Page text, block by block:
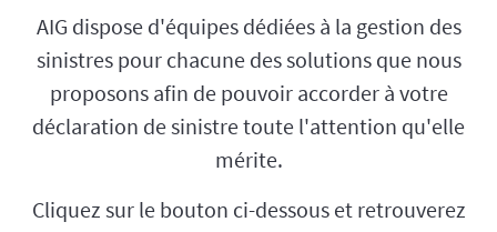
AIG dispose d'équipes dédiées à la gestion des
sinistres pour chacune des solutions que nous
proposons afin de pouvoir accorder à votre
déclaration de sinistre toute l'attention qu'elle
mérite.
Cliquez sur le bouton ci-dessous et retrouverez